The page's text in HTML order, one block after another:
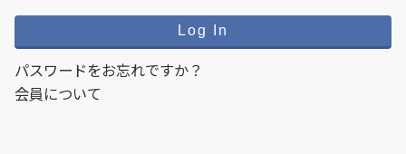
パスワードをお忘れですか？
会員について